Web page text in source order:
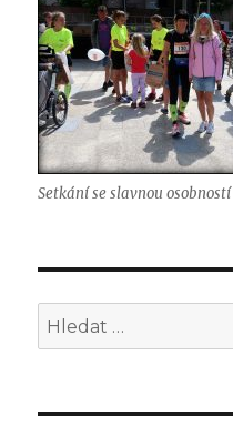
Setkání se slavnou osobností
Hledat: